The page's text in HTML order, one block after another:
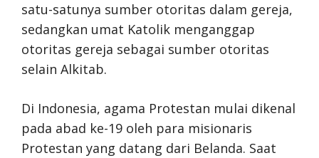
satu-satunya sumber otoritas dalam gereja,
sedangkan umat Katolik menganggap
otoritas gereja sebagai sumber otoritas
selain Alkitab.
Di Indonesia, agama Protestan mulai dikenal
pada abad ke-19 oleh para misionaris
Protestan yang datang dari Belanda. Saat